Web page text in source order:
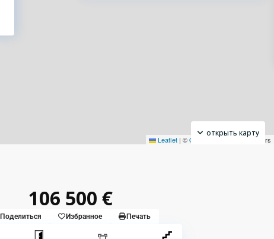
Leaflet | ©OpenStreetMap contributors
открыть карту
106 500 €
Поделиться Избранное Печать